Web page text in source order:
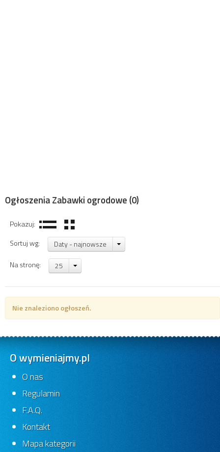
Ogłoszenia Zabawki ogrodowe (0)
Pokazuj:
Sortuj wg:
Daty - najnowsze
Na stronę: 25
Nie znaleziono ogłoszeń.
O wymieniajmy.pl
O nas
Regulamin
F.A.Q.
Kontakt
Mapa kategorii